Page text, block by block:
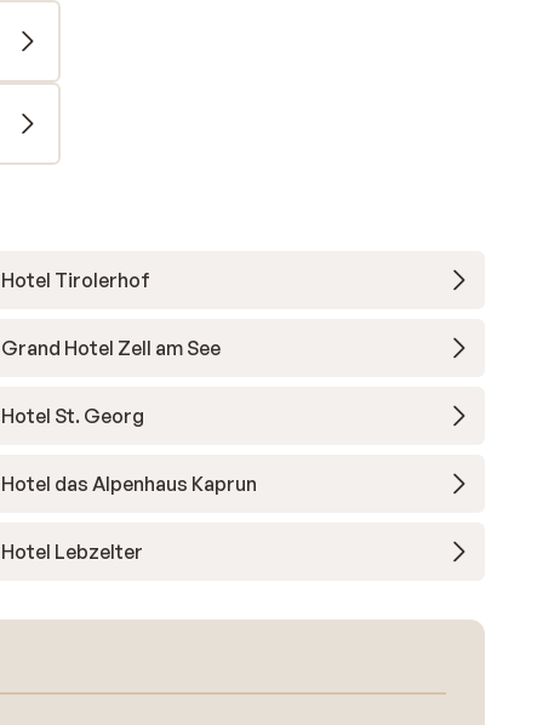
Hotel Tirolerhof
Grand Hotel Zell am See
Hotel St. Georg
Hotel das Alpenhaus Kaprun
Hotel Lebzelter